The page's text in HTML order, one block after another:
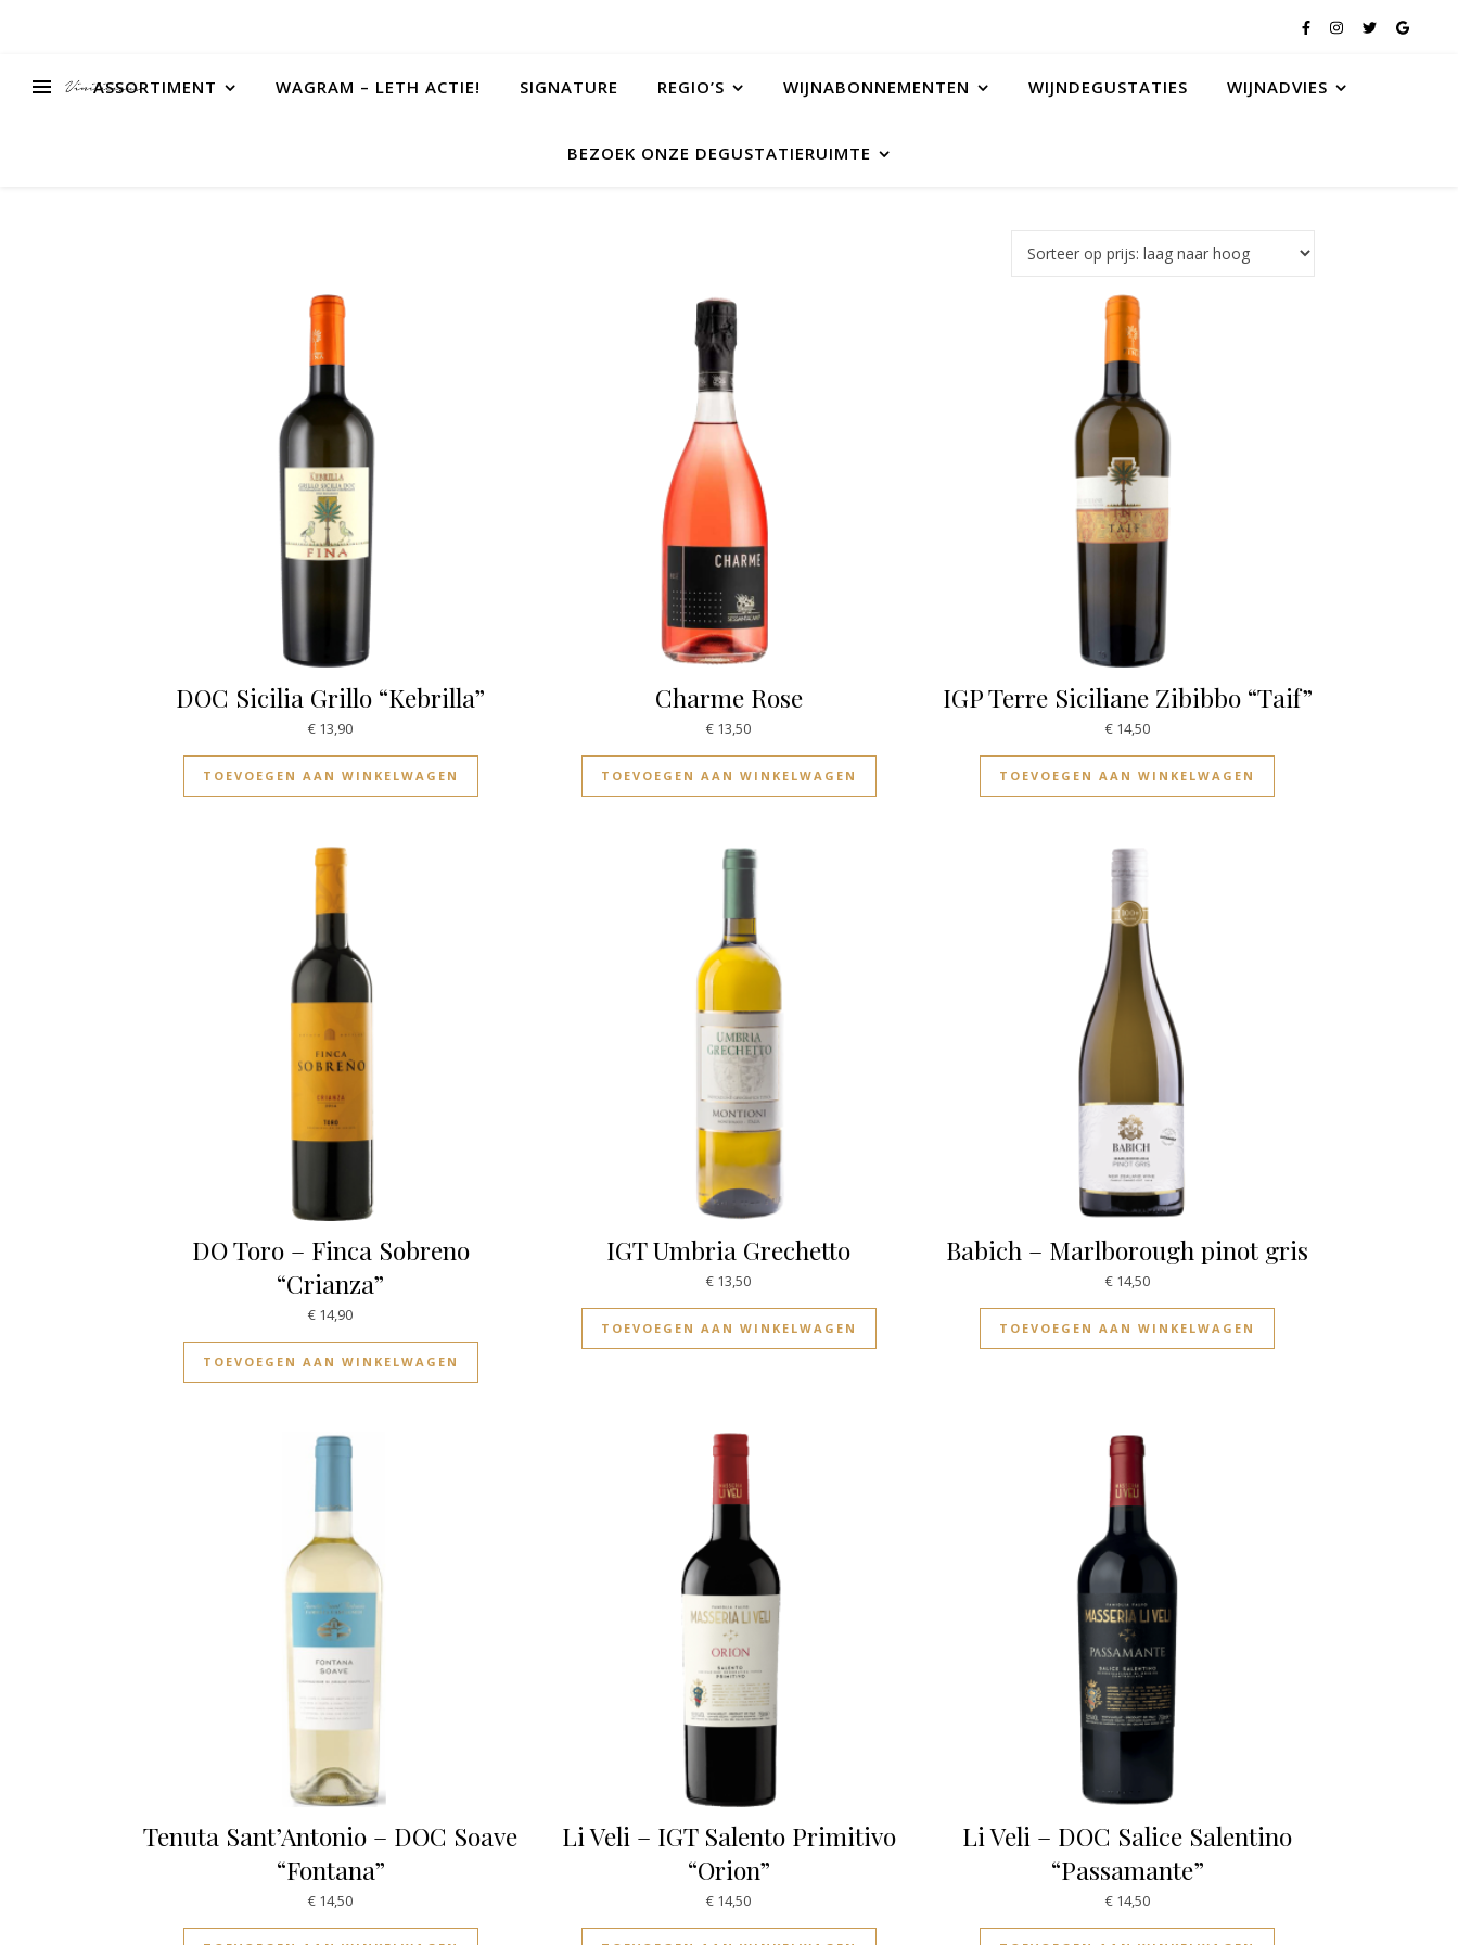
ASSORTIMENT WAGRAM – LETH ACTIE! SIGNATURE REGIO’S WIJNABONNEMENTEN WIJNDEGUSTATIES WIJNADVIES
BEZOEK ONZE DEGUSTATIERUIMTE
DOC Sicilia Grillo “Kebrilla”
€ 13,90
TOEVOEGEN AAN WINKELWAGEN
Charme Rose
€ 13,50
TOEVOEGEN AAN WINKELWAGEN
IGP Terre Siciliane Zibibbo “Taif”
€14,50
TOEVOEGEN AAN WINKELWAGEN
DO Toro – Finca Sobreno
“Crianza”
€ 14,90
TOEVOEGEN AAN WINKELWAGEN
IGT Umbria Grechetto
€ 13,50
TOEVOEGEN AAN WINKELWAGEN
Babich – Marlborough pinot gris
€14,50
TOEVOEGEN AAN WINKELWAGEN
Tenuta Sant’Antonio – DOC Soave
“Fontana”
€ 14,50
Li Veli – IGT Salento Primitivo
“Orion”
€ 14,50
Li Veli – DOC Salice Salentino
“Passamante”
€14,50